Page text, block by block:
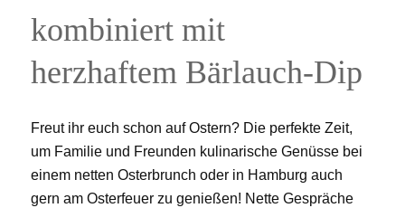
kombiniert mit
herzhaftem Bärlauch-Dip
Freut ihr euch schon auf Ostern? Die perfekte Zeit,
um Familie und Freunden kulinarische Genüsse bei
einem netten Osterbrunch oder in Hamburg auch
gern am Osterfeuer zu genießen! Nette Gespräche